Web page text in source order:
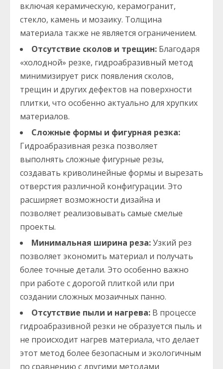
включая керамическую, керамогранит,
стекло, камень и мозаику. Толщина
материала также не является ограничением.
Отсутствие сколов и трещин: Благодаря
«холодной» резке, гидроабразивный метод
минимизирует риск появления сколов,
трещин и других дефектов на поверхности
плитки, что особенно актуально для хрупких
материалов.
Сложные формы и фигурная резка:
Гидроабразивная резка позволяет
выполнять сложные фигурные резы,
создавать криволинейные формы и вырезать
отверстия различной конфигурации. Это
расширяет возможности дизайна и
позволяет реализовывать самые смелые
проекты.
Минимальная ширина реза:Узкий рез
позволяет экономить материал и получать
более точные детали. Это особенно важно
при работе с дорогой плиткой или при
создании сложных мозаичных панно.
Отсутствие пыли и нагрева: В процессе
гидроабразивной резки не образуется пыль и
не происходит нагрев материала, что делает
этот метод более безопасным и экологичным
по сравнению с другими методами